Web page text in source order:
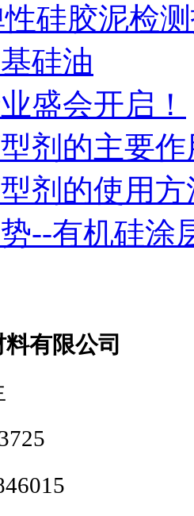
性硅胶泥检
硅油
盛会开启！
剂的主要作
剂的使用方
--有机硅涂
有限公司